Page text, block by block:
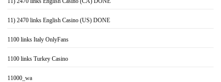
11) 2470 links English Casino (US) DONE
1100 links Italy OnlyFans
1100 links Turkey Casino
11000_wa